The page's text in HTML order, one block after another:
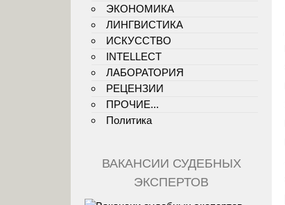
ЭКОНОМИКА
ЛИНГВИСТИКА
ИСКУССТВО
INTELLECT
ЛАБОРАТОРИЯ
РЕЦЕНЗИИ
ПРОЧИЕ...
Политика
ВАКАНСИИ СУДЕБНЫХ
ЭКСПЕРТОВ